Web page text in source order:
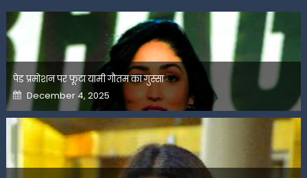
पेड प्रमोशन पर फूटा यामी गौतम का गुस्सा
Posted
on
December 4, 2025